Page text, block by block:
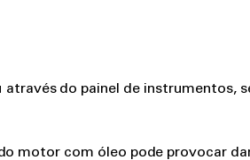
do painel de instrumentos,
motor com óleo pode provocar